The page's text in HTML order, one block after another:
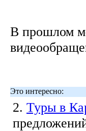
В прошлом
Это интересно:
2. Туры в